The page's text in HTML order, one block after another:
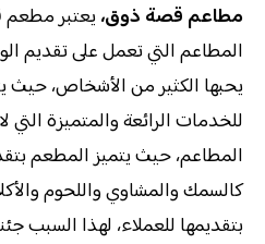
مطاعم قصة ذوق، يعتبر
المطاعم التي تعمل على تقديم
يحبها الكثير من الأشخاص، حيث
للخدمات الرائعة والمتميزة التي
المطاعم، حيث يتميز المطعم
كالسمك والمشاوي واللحوم
بتقديمها للعملاء، لهذا السبب